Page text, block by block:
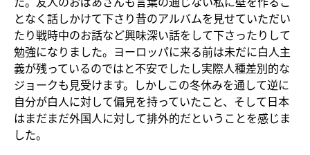
となく話しかけて下さり昔のアルバムを見せていただい
たり戦時中のお話など興味深い話をして下さったりして
勉強になりました。ヨーロッパに来る前は未だに白人主
義が残っているのではと不安でしたし実際人種差別的な
ジョークも見受けます。しかしこの冬休みを通して逆に
自分が白人に対して偏見を持っていたこと、そして日本
はまだまだ外国人に対して排外的だということを感じま
した。